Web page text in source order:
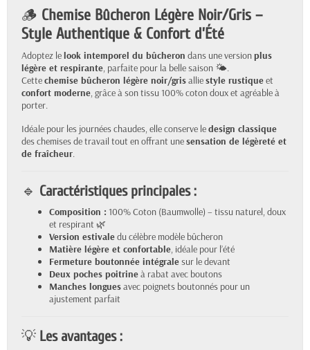
🪵 Chemise Bûcheron Légère Noir/Gris –
Style Authentique & Confort d’Été
Adoptez lelook intemporel du bûcheron dans une versionplus
légère et respirante, parfaite pour la belle saison 🌤️.
Cettechemise bûcheron légère noir/grisalliestyle rustiqueet
confort moderne, grâce à son tissu 100% coton doux et agréable à
porter.
Idéale pour les journées chaudes, elle conserve ledesign classique
des chemises de travail tout en offrant unesensation de légèreté et
de fraîcheur.
🔹 Caractéristiques principales :
Composition : 100% Coton (Baumwolle) – tissu naturel, doux
et respirant 🌿
Version estivaledu célèbre modèle bûcheron
Matière légère et confortable, idéale pour l’été
Fermeture boutonnée intégralesur le devant
Deux poches poitrineà rabat avec boutons
Manches longuesavec poignets boutonnés pour un
ajustement parfait
💡 Les avantages :